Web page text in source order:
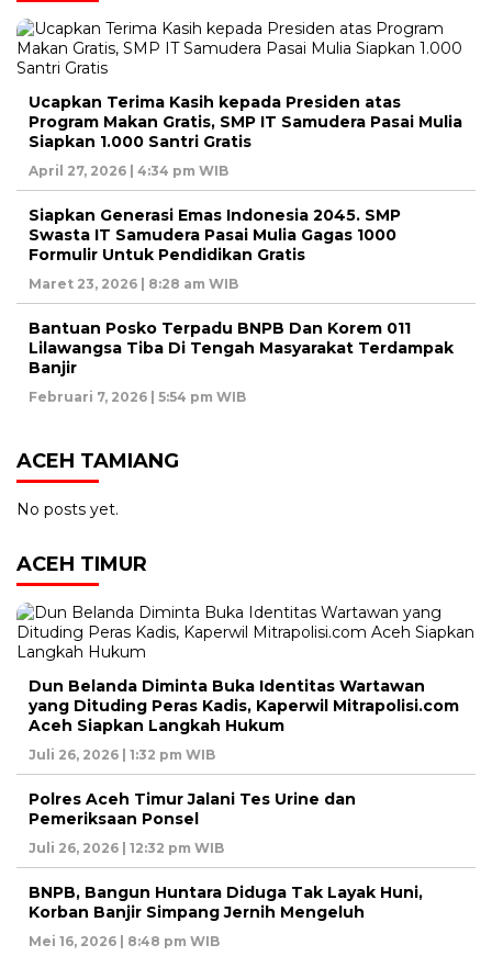
Ucapkan Terima Kasih kepada Presiden atas
Program Makan Gratis, SMP IT Samudera Pasai Mulia
Siapkan 1.000 Santri Gratis
April 27, 2026 | 4:34 pm WIB
Siapkan Generasi Emas Indonesia 2045. SMP
Swasta IT Samudera Pasai Mulia Gagas 1000
Formulir Untuk Pendidikan Gratis
Maret 23, 2026 | 8:28 am WIB
Bantuan Posko Terpadu BNPB Dan Korem 011
Lilawangsa Tiba Di Tengah Masyarakat Terdampak
Banjir
Februari 7, 2026 | 5:54 pm WIB
ACEH TAMIANG
No posts yet.
ACEH TIMUR
Dun Belanda Diminta Buka Identitas Wartawan
yang Dituding Peras Kadis, Kaperwil Mitrapolisi.com
Aceh Siapkan Langkah Hukum
Juli 26, 2026 | 1:32 pm WIB
Polres Aceh Timur Jalani Tes Urine dan
Pemeriksaan Ponsel
Juli 26, 2026 | 12:32 pm WIB
BNPB, Bangun Huntara Diduga Tak Layak Huni,
Korban Banjir Simpang Jernih Mengeluh
Mei 16, 2026 | 8:48 pm WIB